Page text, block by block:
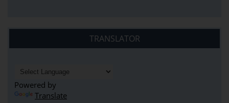
TRANSLATOR
Powered by
Translate